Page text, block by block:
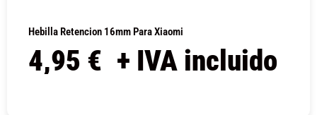
Hebilla Retencion 16mm Para Xiaomi
4,95 € + IVA incluido